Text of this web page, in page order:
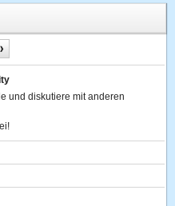
und diskutiere mit anderen